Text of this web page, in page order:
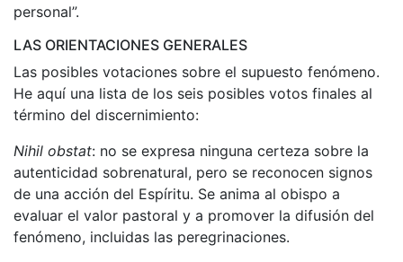
personal”.
LAS ORIENTACIONES GENERALES
Las posibles votaciones sobre el supuesto fenómeno.
He aquí una lista de los seis posibles votos finales al
término del discernimiento:
Nihil obstat: no se expresa ninguna certeza sobre la
autenticidad sobrenatural, pero se reconocen signos
de una acción del Espíritu. Se anima al obispo a
evaluar el valor pastoral y a promover la difusión del
fenómeno, incluidas las peregrinaciones.